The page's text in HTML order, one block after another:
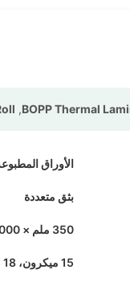
BOPP Thermal
,
الأوراق
بثق متعددة
350 ملم × 3000 م، 445 ملم × 3000 م، الخ.
15 ميكرون، 18 ميكرون، 20 ميكرون، 23 ميكرون، 25 ميكرون